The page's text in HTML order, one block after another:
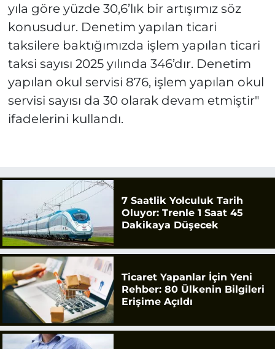
yıla göre yüzde 30,6’lık bir artışımız söz
konusudur. Denetim yapılan ticari
taksilere baktığımızda işlem yapılan ticari
taksi sayısı 2025 yılında 346’dır. Denetim
yapılan okul servisi 876, işlem yapılan okul
servisi sayısı da 30 olarak devam etmiştir"
ifadelerini kullandı.
7 Saatlik Yolculuk Tarih
Oluyor: Trenle 1 Saat 45
Dakikaya Düşecek
Ticaret Yapanlar İçin Yeni
Rehber: 80 Ülkenin Bilgileri
Erişime Açıldı